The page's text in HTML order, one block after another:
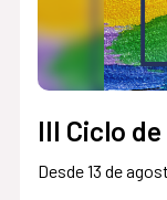
III Ciclo
Desde 13 de